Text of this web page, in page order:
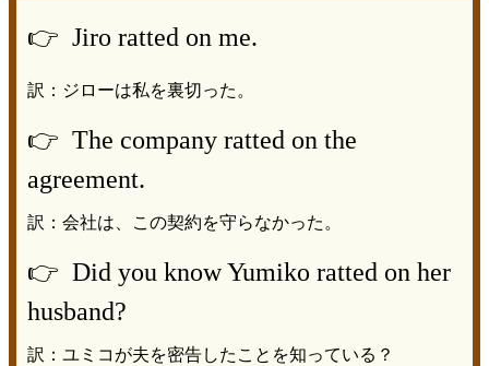
👉 Jiro ratted on me.
訳：ジローは私を裏切った。
👉 The company ratted on the
agreement.
訳：会社は、この契約を守らなかった。
👉 Did you know Yumiko ratted on her
husband?
訳：ユミコが夫を密告したことを知っている？